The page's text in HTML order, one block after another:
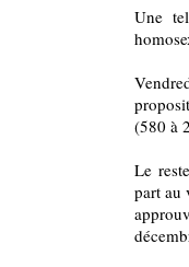
Une
(580 à
Le
part au